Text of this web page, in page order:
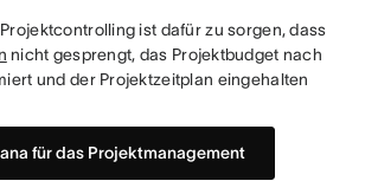
ist dafür zu sorgen, dass
nicht gesprengt, das Projektbudget nach
und der Projektzeitplan eingehalten
für das Projektmanagement